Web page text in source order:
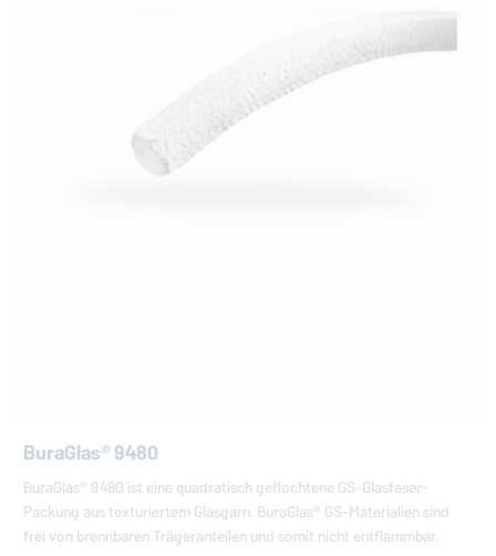
BuraGlas® 9480
BuraGlas® 9480 ist eine quadratisch geflochtene GS-Glasfaser-
Packung aus texturiertem Glasgarn. BuraGlas® GS-Materialien sind
frei von brennbaren Trägeranteilen und somit nicht entflammbar.